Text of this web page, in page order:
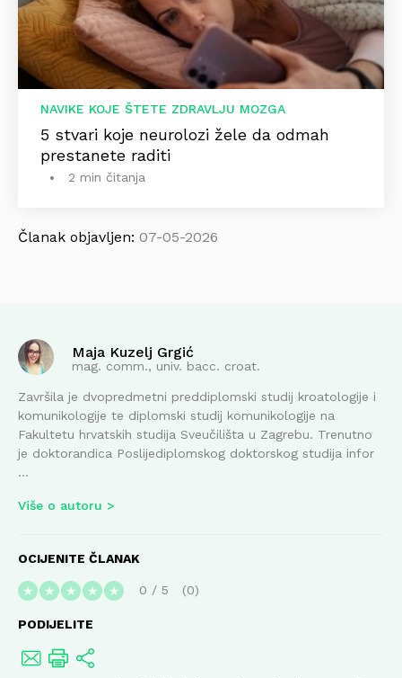
NAVIKE KOJE ŠTETE ZDRAVLJU MOZGA
5 stvari koje neurolozi žele da odmah
prestanete raditi
2 min čitanja
Članak objavljen: 07-05-2026
Maja Kuzelj Grgić
mag. comm., univ. bacc. croat.
Završila je dvopredmetni preddiplomski studij kroatologije i
komunikologije te diplomski studij komunikologije na
Fakultetu hrvatskih studija Sveučilišta u Zagrebu. Trenutno
je doktorandica Poslijediplomskog doktorskog studija infor
...
Više o autoru
OCIJENITE ČLANAK
★ ★ ★ ★ ★ 0 / 5 0
PODIJELITE